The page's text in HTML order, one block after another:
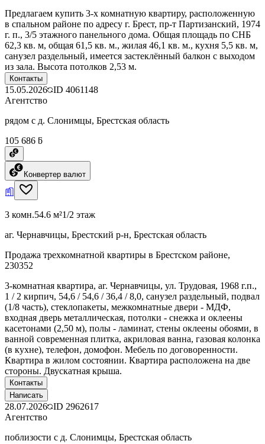
Предлагаем купить 3-х комнатную квартиру, расположенную
в спальном районе по адресу г. Брест, пр-т Партизанский, 1974
г. п., 3/5 этажного панельного дома. Общая площадь по СНБ
62,3 кв. м, общая 61,5 кв. м., жилая 46,1 кв. м., кухня 5,5 кв. м,
санузел раздельный, имеется застеклённый балкон с выходом
из зала. Высота потолков 2,53 м.
Контакты
15.05.2026 ID 4061148
Агентство
рядом с д. Слонимцы, Брестская область
105 686 ƃ
Конвертер валют
3 комн.54.6 м²1/2 этаж
аг. Чернавчицы, Брестский р-н, Брестская область
Продажа трехкомнатной квартиры в Брестском районе,
230352
3-комнатная квартира, аг. Чернавчицы, ул. Трудовая, 1968 г.п.,
1 / 2 кирпич, 54,6 / 54,6 / 36,4 / 8,0, санузел раздельный, подвал
(1/8 часть), стеклопакеты, межкомнатные двери - МДФ,
входная дверь металлическая, потолки - снежка и оклеены
касетонами (2,50 м), полы - ламинат, стены оклеены обоями, в
ванной современная плитка, акриловая ванна, газовая колонка
(в кухне), телефон, домофон. Мебель по договоренности.
Квартира в жилом состоянии. Квартира расположена на две
стороны. Двускатная крыша.
Контакты
Написать
28.07.2026 ID 2962617
Агентство
поблизости с д. Слонимцы, Брестская область